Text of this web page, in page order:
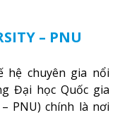
– PNU
hệ chuyên gia nổi
Đại học Quốc gia
PNU) chính là nơi